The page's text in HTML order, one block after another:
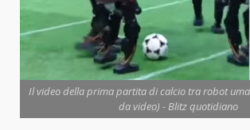
Il video della prima partita di calcio tra robot
da video) - Blitz quotidiano